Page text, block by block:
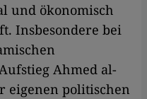
und ökonomisch
Insbesondere bei
Ahmed al-
eigenen politischen